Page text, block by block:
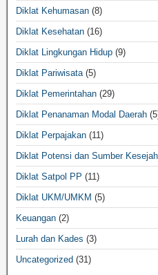
Diklat Kehumasan (8)
Diklat Kesehatan (16)
Diklat Lingkungan Hidup (9)
Diklat Pariwisata(5)
Diklat Pemerintahan (29)
Diklat Penanaman Modal Daerah
Diklat Perpajakan (11)
Diklat Potensi dan Sumber
Diklat Satpol PP (11)
Diklat UKM/UMKM (5)
Keuangan (2)
Lurah dan Kades (3)
Uncategorized (31)